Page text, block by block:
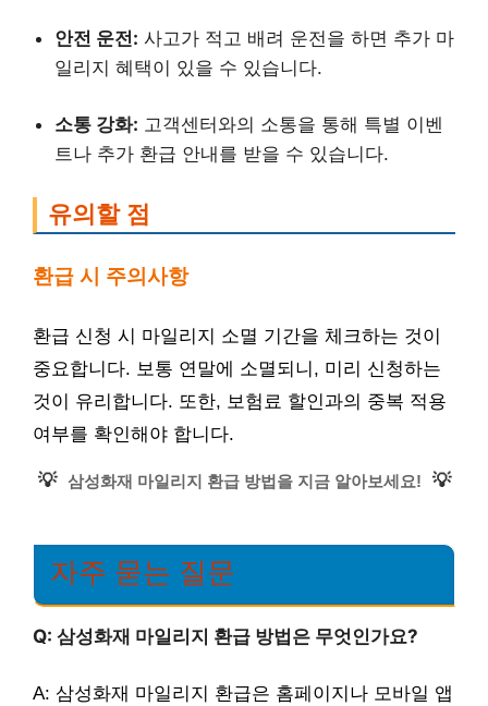
안전 운전: 사고가 적고 배려 운전을 하면 추가 마
일리지 혜택이 있을 수 있습니다.
소통 강화: 고객센터와의 소통을 통해 특별 이벤
트나 추가 환급 안내를 받을 수 있습니다.
유의할 점
환급 시 주의사항
환급 신청 시 마일리지 소멸 기간을 체크하는 것이
중요합니다. 보통 연말에 소멸되니, 미리 신청하는
것이 유리합니다. 또한, 보험료 할인과의 중복 적용
여부를 확인해야 합니다.
💡 삼성화재 마일리지 환급 방법을 지금 알아보세요! 💡
자주 묻는 질문
Q: 삼성화재 마일리지 환급 방법은 무엇인가요?
A: 삼성화재 마일리지 환급은 홈페이지나 모바일 앱